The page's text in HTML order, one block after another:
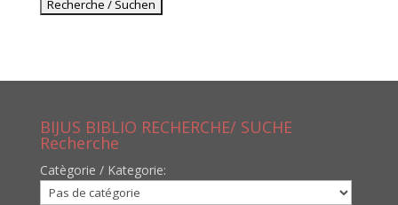
BIJUS BIBLIO RECHERCHE/ SUCHE
Recherche
Catègorie / Kategorie: